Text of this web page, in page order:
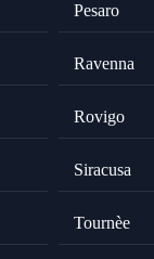
Pesaro
Ravenna
Rovigo
Siracusa
Tournèe